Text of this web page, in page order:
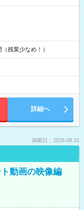
残業少なめ！）
詳細へ
掲載日：2026.08.10
動画の映像編